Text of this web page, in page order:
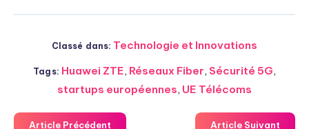
Classé dans: Technologie et Innovations
Tags: Huawei ZTE, Réseaux Fiber, Sécurité 5G,
startups européennes, UE Télécoms
Article Précédent Article Suivant